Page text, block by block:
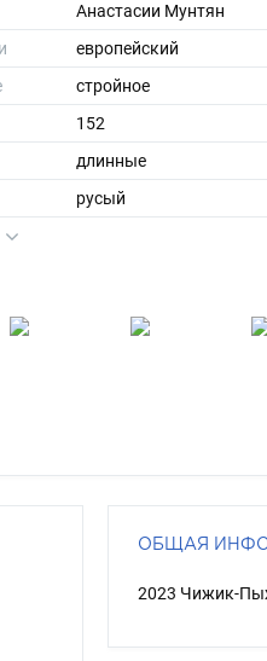
Анастасии Мунтян
европейский
стройное
152
длинные
русый
ОБЩАЯ
2023 Чижик-